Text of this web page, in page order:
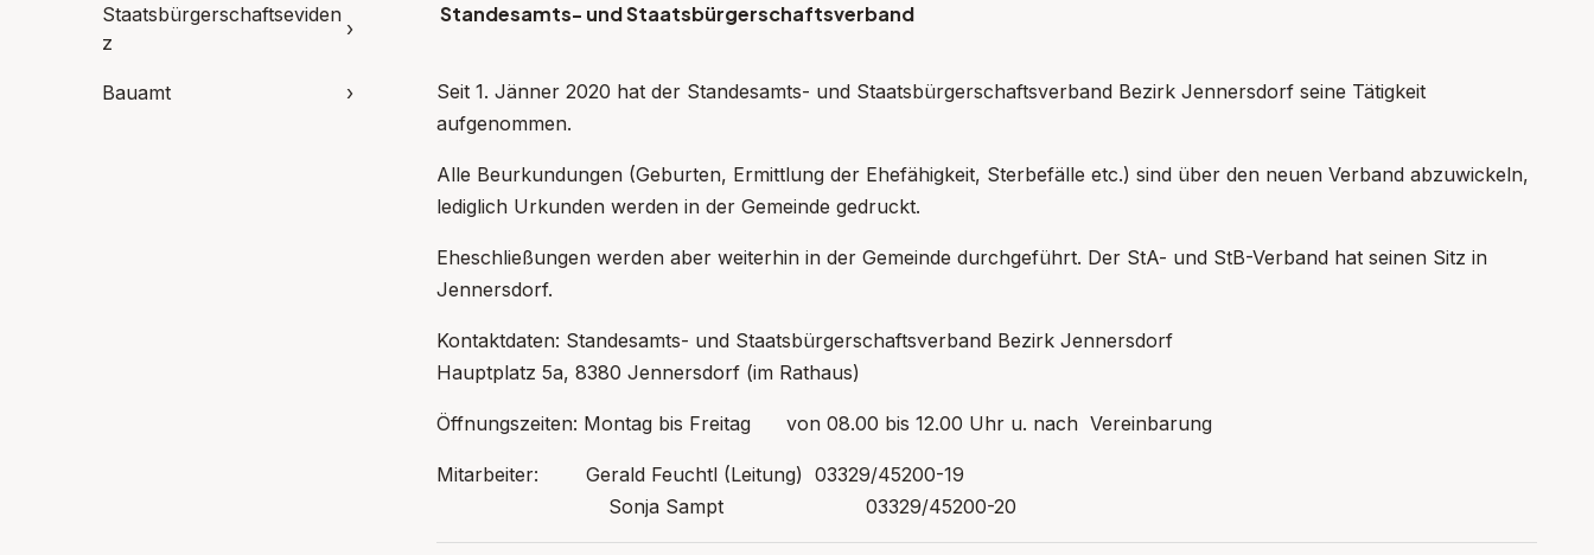
Staatsbürgerschaftseviden
z
›
Bauamt ›
Standesamts- und Staatsbürgerschaftsverband
Seit 1. Jänner 2020 hat der Standesamts- und Staatsbürgerschaftsverband Bezirk Jennersdorf seine Tätigkeit
aufgenommen.
Alle Beurkundungen (Geburten, Ermittlung der Ehefähigkeit, Sterbefälle etc.) sind über den neuen Verband abzuwickeln,
lediglich Urkunden werden in der Gemeinde gedruckt.
Eheschließungen werden aber weiterhin in der Gemeinde durchgeführt. Der StA- und StB-Verband hat seinen Sitz in
Jennersdorf.
Kontaktdaten: Standesamts- und Staatsbürgerschaftsverband Bezirk Jennersdorf
Hauptplatz 5a, 8380 Jennersdorf (im Rathaus)
Öffnungszeiten: Montag bis Freitag von 08.00 bis 12.00 Uhr u. nach Vereinbarung
Mitarbeiter: Gerald Feuchtl (Leitung) 03329/45200-19
Sonja Sampt 03329/45200-20